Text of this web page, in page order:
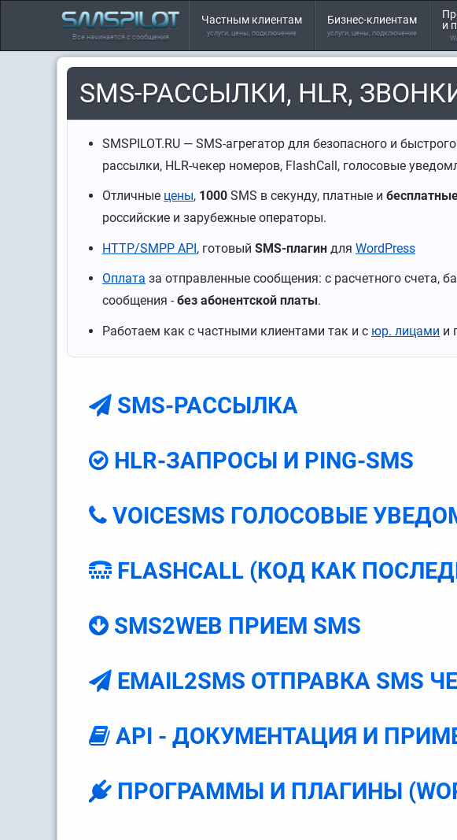
Все начинается с сообщения
Частным клиентам
услуги, цены, подключение
Бизнес-клиентам
услуги, цены, подключение
и
SMS-РАССЫЛКИ, HLR,
SMSPILOT.RU — SMS-агрегатор для безопасного и
рассылки, HLR-чекер номеров, FlashCall, голосовые
Отличные цены, 1000 SMS в секунду, платные и
российские и зарубежные операторы.
HTTP/SMPP API, готовый SMS-плагин для WordPress
Оплата за отправленные сообщения: с расчетного счета,
сообщения -без абонентской платы.
Работаем как с частными клиентами так и с юр. лицами и
SMS-РАССЫЛКА
HLR-ЗАПРОСЫ И PING-SMS
VOICESMS ГОЛОСОВЫЕ
FLASHCALL (КОД КАК
SMS2WEB ПРИЕМ SMS
EMAIL2SMS ОТПРАВКА SMS
API - ДОКУМЕНТАЦИЯ И
ПРОГРАММЫ И ПЛАГИНЫ